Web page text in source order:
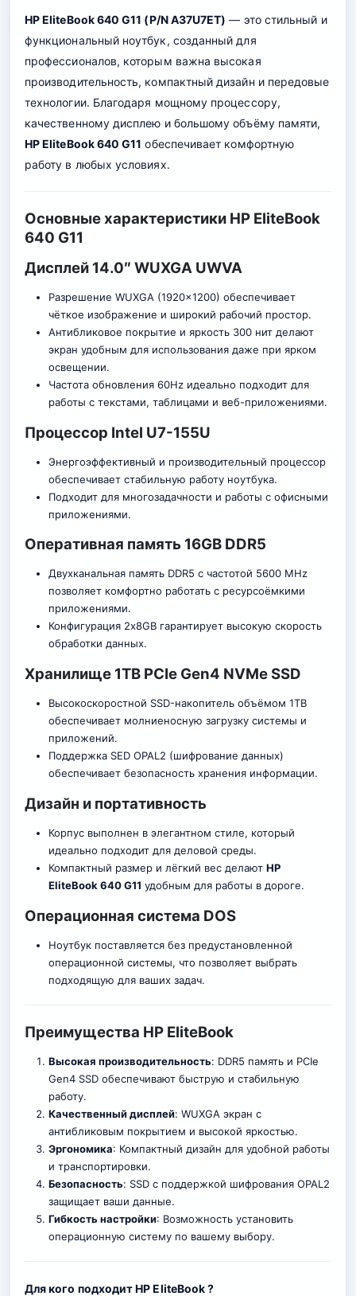
HP EliteBook 640 G11 (P/N A37U7ET) — это стильный и
функциональный ноутбук, созданный для
профессионалов, которым важна высокая
производительность, компактный дизайн и передовые
технологии. Благодаря мощному процессору,
качественному дисплею и большому объёму памяти,
HP EliteBook 640 G11 обеспечивает комфортную
работу в любых условиях.
Основные характеристики HP EliteBook
640 G11
Дисплей 14.0″ WUXGA UWVA
Разрешение WUXGA (1920×1200) обеспечивает
чёткое изображение и широкий рабочий простор.
Антибликовое покрытие и яркость 300 нит делают
экран удобным для использования даже при ярком
освещении.
Частота обновления 60Hz идеально подходит для
работы с текстами, таблицами и веб-приложениями.
Процессор Intel U7-155U
Энергоэффективный и производительный процессор
обеспечивает стабильную работу ноутбука.
Подходит для многозадачности и работы с офисными
приложениями.
Оперативная память 16GB DDR5
Двухканальная память DDR5 с частотой 5600 MHz
позволяет комфортно работать с ресурсоёмкими
приложениями.
Конфигурация 2x8GB гарантирует высокую скорость
обработки данных.
Хранилище 1TB PCIe Gen4 NVMe SSD
Высокоскоростной SSD-накопитель объёмом 1TB
обеспечивает молниеносную загрузку системы и
приложений.
Поддержка SED OPAL2 (шифрование данных)
обеспечивает безопасность хранения информации.
Дизайн и портативность
Корпус выполнен в элегантном стиле, который
идеально подходит для деловой среды.
Компактный размер и лёгкий вес делают HP
EliteBook 640 G11 удобным для работы в дороге.
Операционная система DOS
Ноутбук поставляется без предустановленной
операционной системы, что позволяет выбрать
подходящую для ваших задач.
Преимущества HP EliteBook
Высокая производительность: DDR5 память и PCIe
Gen4 SSD обеспечивают быструю и стабильную
работу.
Качественный дисплей: WUXGA экран с
антибликовым покрытием и высокой яркостью.
Эргономика: Компактный дизайн для удобной работы
и транспортировки.
Безопасность: SSD с поддержкой шифрования OPAL2
защищает ваши данные.
Гибкость настройки: Возможность установить
операционную систему по вашему выбору.
Для кого подходит HP EliteBook ?